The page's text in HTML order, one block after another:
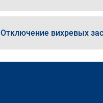
Отключение вихревых